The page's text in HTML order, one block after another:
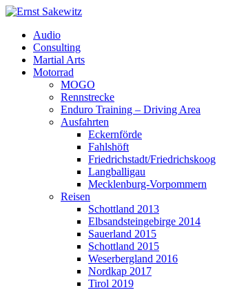
Audio
Consulting
Martial Arts
Motorrad
MOGO
Rennstrecke
Enduro Training – Driving Area
Ausfahrten
Eckernförde
Fahlshöft
Friedrichstadt/Friedrichskoog
Langballigau
Mecklenburg-Vorpommern
Reisen
Schottland 2013
Elbsandsteingebirge 2014
Sauerland 2015
Schottland 2015
Weserbergland 2016
Nordkap 2017
Tirol 2019